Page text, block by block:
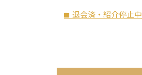
folder 退会済・紹介停止中